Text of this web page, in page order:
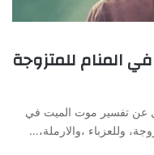
المنام للمتزوجة
عن تفسير موت الميت في
وللعزباء ،والارملة،…